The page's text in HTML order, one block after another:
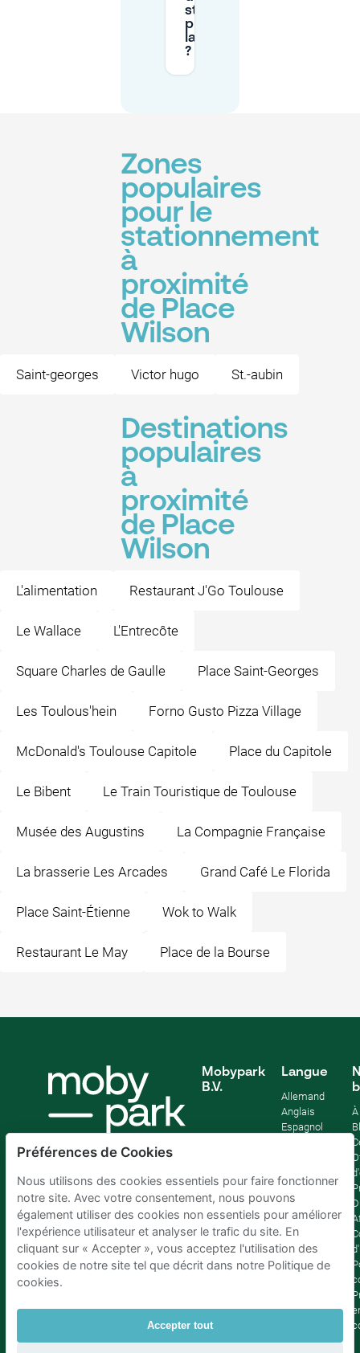
stationnement
public près de
la Place Wilson
?
Zones
populaires
pour le
stationnement
à
proximité
de Place
Wilson
Saint-georges Victor hugo St.-aubin
Destinations
populaires
à
proximité
de Place
Wilson
L'alimentation Restaurant J'Go Toulouse
Le Wallace L'Entrecôte
Square Charles de Gaulle Place Saint-Georges
Les Toulous'hein Forno Gusto Pizza Village
McDonald's Toulouse Capitole Place du Capitole
Le Bibent Le Train Touristique de Toulouse
Musée des Augustins La Compagnie Française
La brasserie Les Arcades Grand Café Le Florida
Place Saint-Étienne Wok to Walk
Restaurant Le May Place de la Bourse
Mobypark
B.V.
Langue
Allemand
Anglais
Espagnol
Préférences de Cookies
Nous utilisons des cookies essentiels pour faire fonctionner
notre site. Avec votre consentement, nous pouvons
également utiliser des cookies non essentiels pour améliorer
l'expérience utilisateur et analyser le trafic du site. En
cliquant sur « Accepter », vous acceptez l'utilisation des
cookies de notre site tel que décrit dans notre Politique de
cookies.
Accepter tout